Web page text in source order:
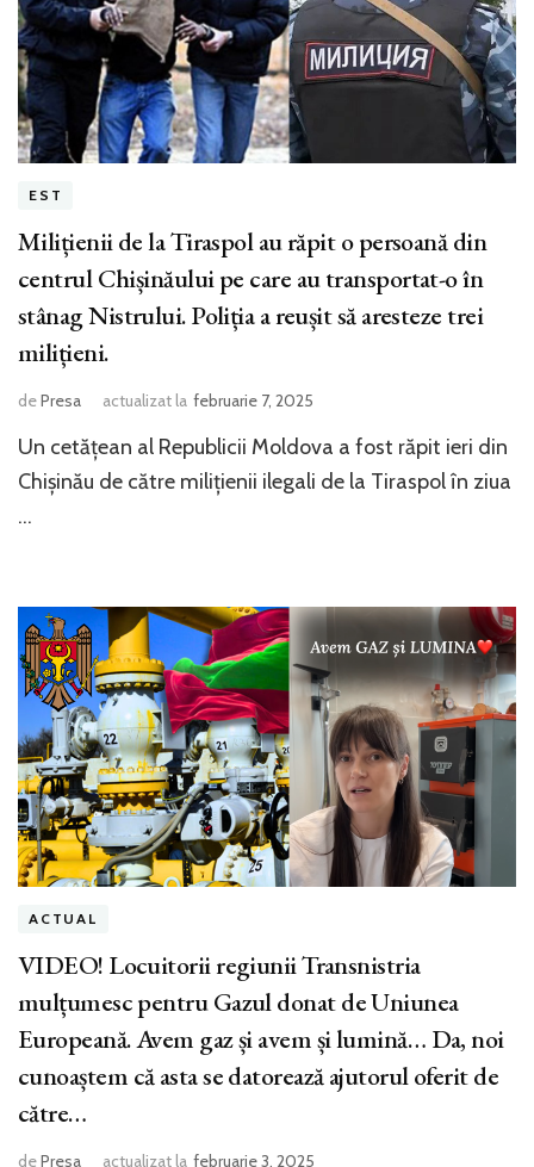
EST
Milițienii de la Tiraspol au răpit o persoană din
centrul Chișinăului pe care au transportat-o în
stânag Nistrului. Poliția a reușit să aresteze trei
milițieni.
dePresa actualizat la februarie 7, 2025
Un cetățean al Republicii Moldova a fost răpit ieri din
Chișinău de către milițienii ilegali de la Tiraspol în ziua
…
ACTUAL
VIDEO! Locuitorii regiunii Transnistria
mulțumesc pentru Gazul donat de Uniunea
Europeană. Avem gaz și avem și lumină… Da, noi
cunoaștem că asta se datorează ajutorul oferit de
către…
dePresa actualizat la februarie 3, 2025